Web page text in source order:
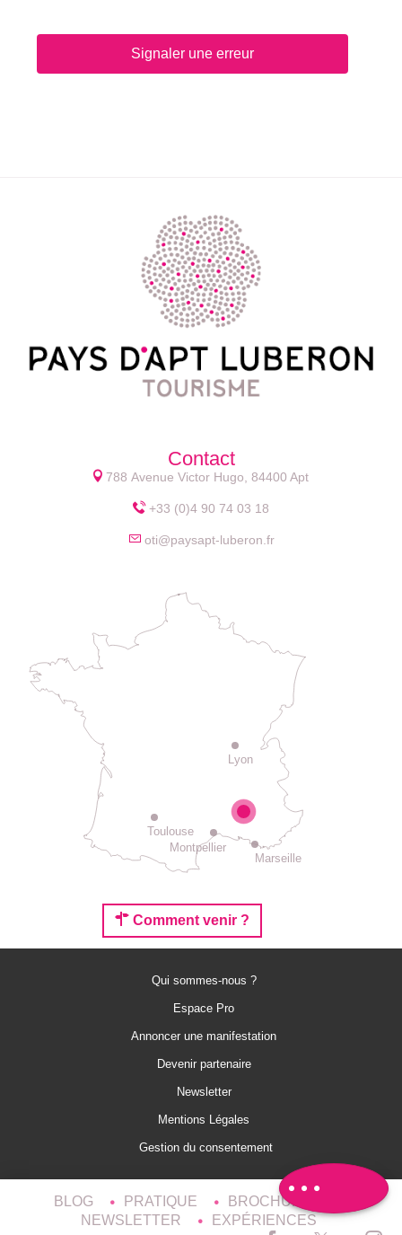
Signaler une erreur
Contact
788 Avenue Victor Hugo, 84400 Apt
+33 (0)4 90 74 03 18
oti@paysapt-luberon.fr
Lyon
Montpellier
Toulouse
Marseille
Comment venir ?
Qui sommes-nous ?
Espace Pro
Annoncer une manifestation
Devenir partenaire
Newsletter
Mentions Légales
Gestion du consentement
BLOG PRATIQUE
BROCHURES
NEWSLETTER
EXPÉRIENCES